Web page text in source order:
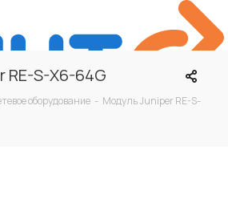
S-X6-64G
оборудование - Модуль Juniper RE-S-